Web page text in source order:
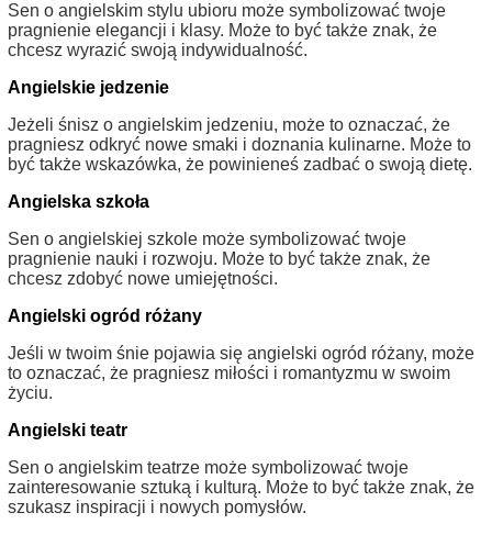
Sen o angielskim stylu ubioru może symbolizować twoje
pragnienie elegancji i klasy. Może to być także znak, że
chcesz wyrazić swoją indywidualność.
Angielskie jedzenie
Jeżeli śnisz o angielskim jedzeniu, może to oznaczać, że
pragniesz odkryć nowe smaki i doznania kulinarne. Może to
być także wskazówka, że powinieneś zadbać o swoją dietę.
Angielska szkoła
Sen o angielskiej szkole może symbolizować twoje
pragnienie nauki i rozwoju. Może to być także znak, że
chcesz zdobyć nowe umiejętności.
Angielski ogród różany
Jeśli w twoim śnie pojawia się angielski ogród różany, może
to oznaczać, że pragniesz miłości i romantyzmu w swoim
życiu.
Angielski teatr
Sen o angielskim teatrze może symbolizować twoje
zainteresowanie sztuką i kulturą. Może to być także znak, że
szukasz inspiracji i nowych pomysłów.